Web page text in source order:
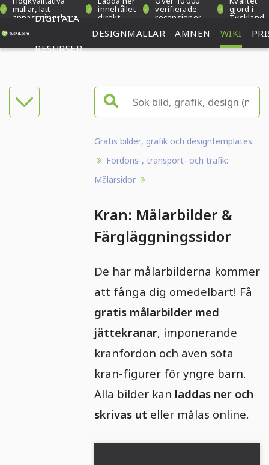
mallar, lätt
anpassningsbara
innehållet
direkt
verifierade
recensioner
gjord i
Tyskland
DIGITALA
RESURSER
DESIGNMALLAR ÄMNEN WIKI
Gratis bilder, grafik och designtemplates
Fordons-, transport- och trafik:
Målarsidor
Kran: Målarbilder &
Färgläggningssidor
De här målarbilderna kommer
att fånga dig omedelbart! Få
gratis målarbilder med
jättekranar, imponerande
kranfordon och även söta
kran-figurer för yngre barn.
Alla bilder kan laddas ner och
skrivas ut eller målas online.